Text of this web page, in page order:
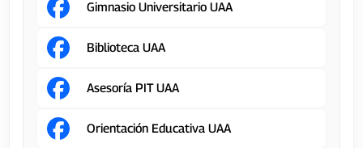
Gimnasio Universitario UAA
Biblioteca UAA
Asesoría PIT UAA
Orientación Educativa UAA